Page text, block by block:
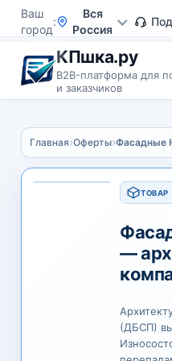
Ваш
город
Вся
Россия
КПшка.ру
B2B-платформа для
и заказчиков
Главная›Оферты›
ТОВАР
—
(ДБСП)